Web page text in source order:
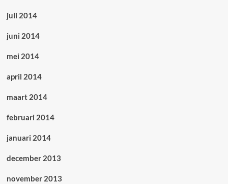
juli 2014
juni 2014
mei 2014
april 2014
maart 2014
februari 2014
januari 2014
december 2013
november 2013